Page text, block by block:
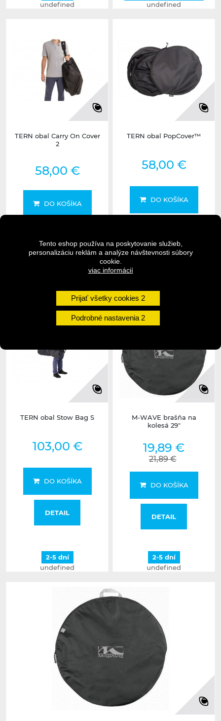
Tento eshop používa na poskytovanie služieb,
personalizáciu reklám a analýze návštevnosti súbory
cookie.
viac informácií
Prijať všetky cookies
Podrobné nastavenia
undefined
undefined
TERN obal Carry On Cover
2
58,00 €
DO KOŠÍKA
TERN obal PopCover™
58,00 €
DO KOŠÍKA
2-5 dní (posledný kus)
TERN obal Stow Bag S
103,00 €
DO KOŠÍKA
DETAIL
2-5 dní
undefined
M-WAVE brašňa na
kolesá 29"
19,89 €
21,89 €
DO KOŠÍKA
DETAIL
2-5 dní
undefined